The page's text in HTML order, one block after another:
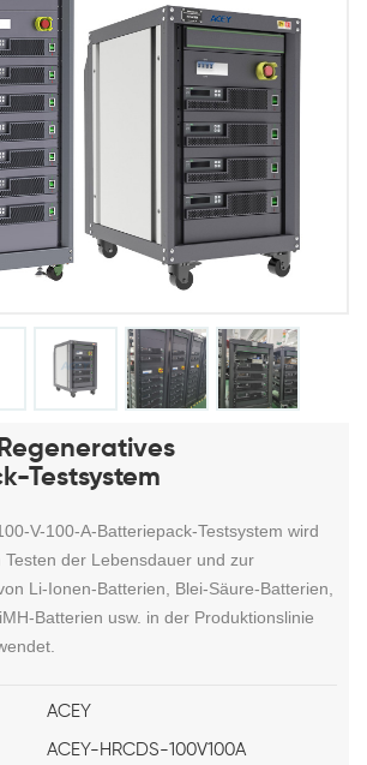
Testsystem
V-100-A-Batteriepack-Testsystem wird
Testen der Lebensdauer und zur
Li-Ionen-Batterien, Blei-Säure-Batterien,
Batterien usw. in der Produktionslinie
ACEY
ACEY-HRCDS-100V100A